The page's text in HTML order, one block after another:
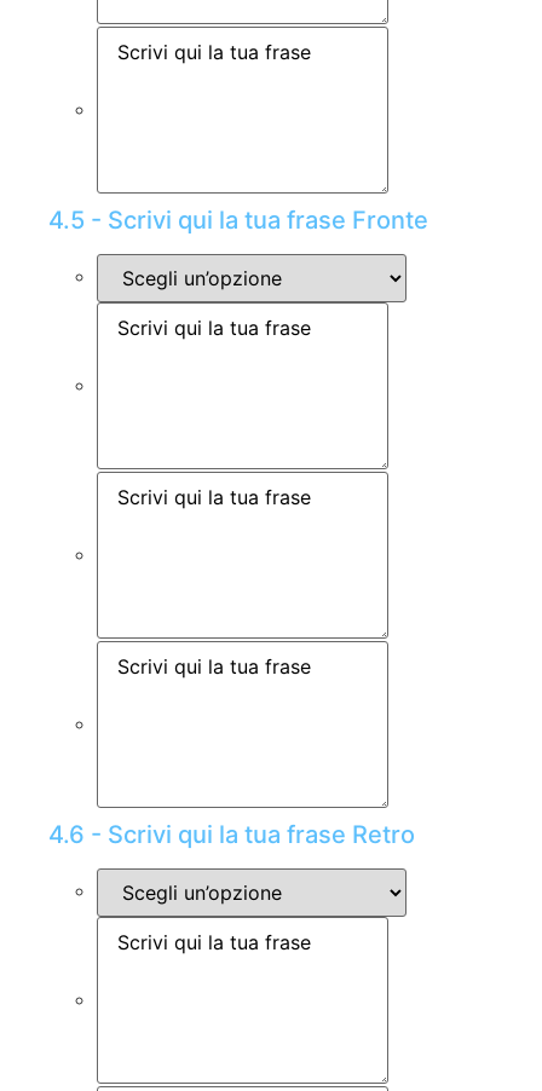
4.5 - Scrivi qui la tua frase Fronte
4.6 - Scrivi qui la tua frase Retro